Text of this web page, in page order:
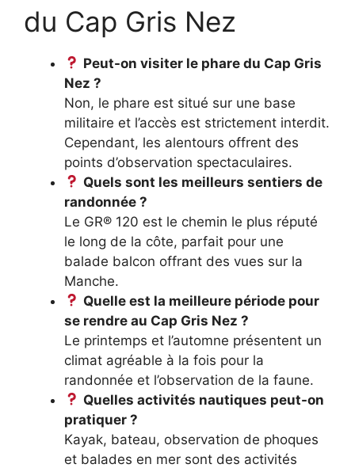
du Cap Gris Nez
Peut-on visiter le phare du Cap Gris
Nez ?
Non, le phare est situé sur une base
militaire et l’accès est strictement interdit.
Cependant, les alentours offrent des
points d’observation spectaculaires.
Quels sont les meilleurs sentiers de
randonnée ?
Le GR® 120 est le chemin le plus réputé
le long de la côte, parfait pour une
balade balcon offrant des vues sur la
Manche.
Quelle est la meilleure période pour
se rendre au Cap Gris Nez ?
Le printemps et l’automne présentent un
climat agréable à la fois pour la
randonnée et l’observation de la faune.
Quelles activités nautiques peut-on
pratiquer ?
Kayak, bateau, observation de phoques
et balades en mer sont des activités